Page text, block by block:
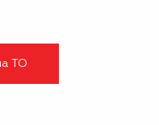
ТО